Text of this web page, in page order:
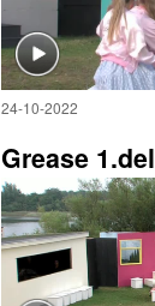
24-10-2022
Grease 1.del